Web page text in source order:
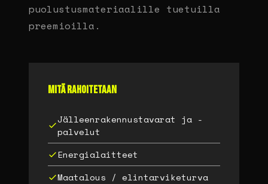
puolustusmateriaalille tuetuilla
preemioilla.
Mitä rahoitetaan
Jälleenrakennustavarat ja -
palvelut
Energialaitteet
Maatalous / elintarviketurva